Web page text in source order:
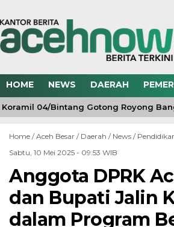
HOME NEWS DAERAH
04/Bintang Gotong Royong
Home /Aceh Besar / Daerah / News /
Sabtu, 10 Mei 2025 - 09:53 WIB
Anggota DPRK
dan Bupati Jalin
dalam Program